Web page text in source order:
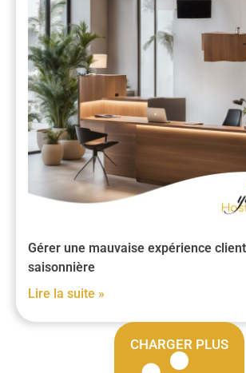
Gérer une mauvaise expérience
saisonnière
Lire la suite »
CHARGER PLUS